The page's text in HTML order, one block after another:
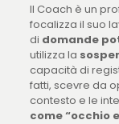
Il Coach è un
focalizza il suo
di domande
utilizza la
capacità di
fatti, scevre da
contesto e le
come “occhio